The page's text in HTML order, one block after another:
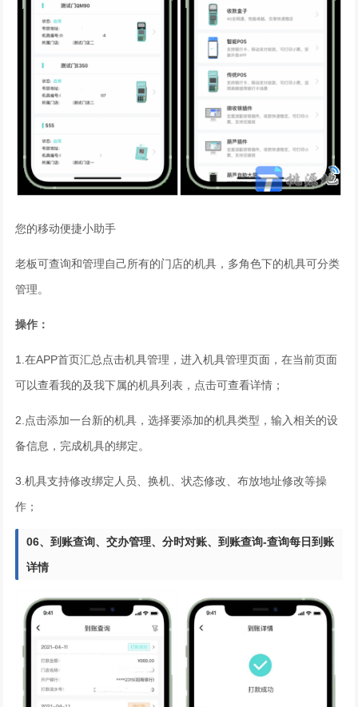
您的移动便捷小助手
老板可查询和管理自己所有的门店的机具，多角色下的机具可分类
管理。
操作：
1.在APP首页汇总点击机具管理，进入机具管理页面，在当前页面
可以查看我的及我下属的机具列表，点击可查看详情；
2.点击添加一台新的机具，选择要添加的机具类型，输入相关的设
备信息，完成机具的绑定。
3.机具支持修改绑定人员、换机、状态修改、布放地址修改等操
作；
06、到账查询、交办管理、分时对账、到账查询-查询每日到账
详情